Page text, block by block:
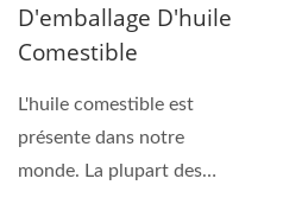
D'emballage D'huile
Comestible
L'huile comestible est
présente dans notre
monde. La plupart des